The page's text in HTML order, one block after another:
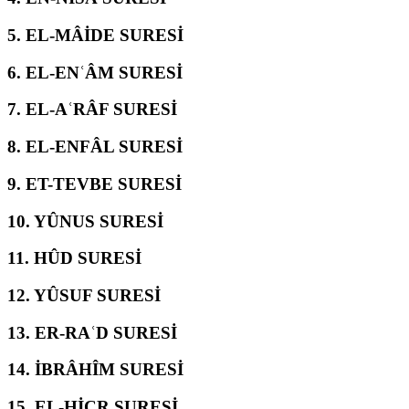
5. EL-MÂİDE SURESİ
6. EL-ENʿÂM SURESİ
7. EL-AʿRÂF SURESİ
8. EL-ENFÂL SURESİ
9. ET-TEVBE SURESİ
10. YÛNUS SURESİ
11. HÛD SURESİ
12. YÛSUF SURESİ
13. ER-RAʿD SURESİ
14. İBRÂHÎM SURESİ